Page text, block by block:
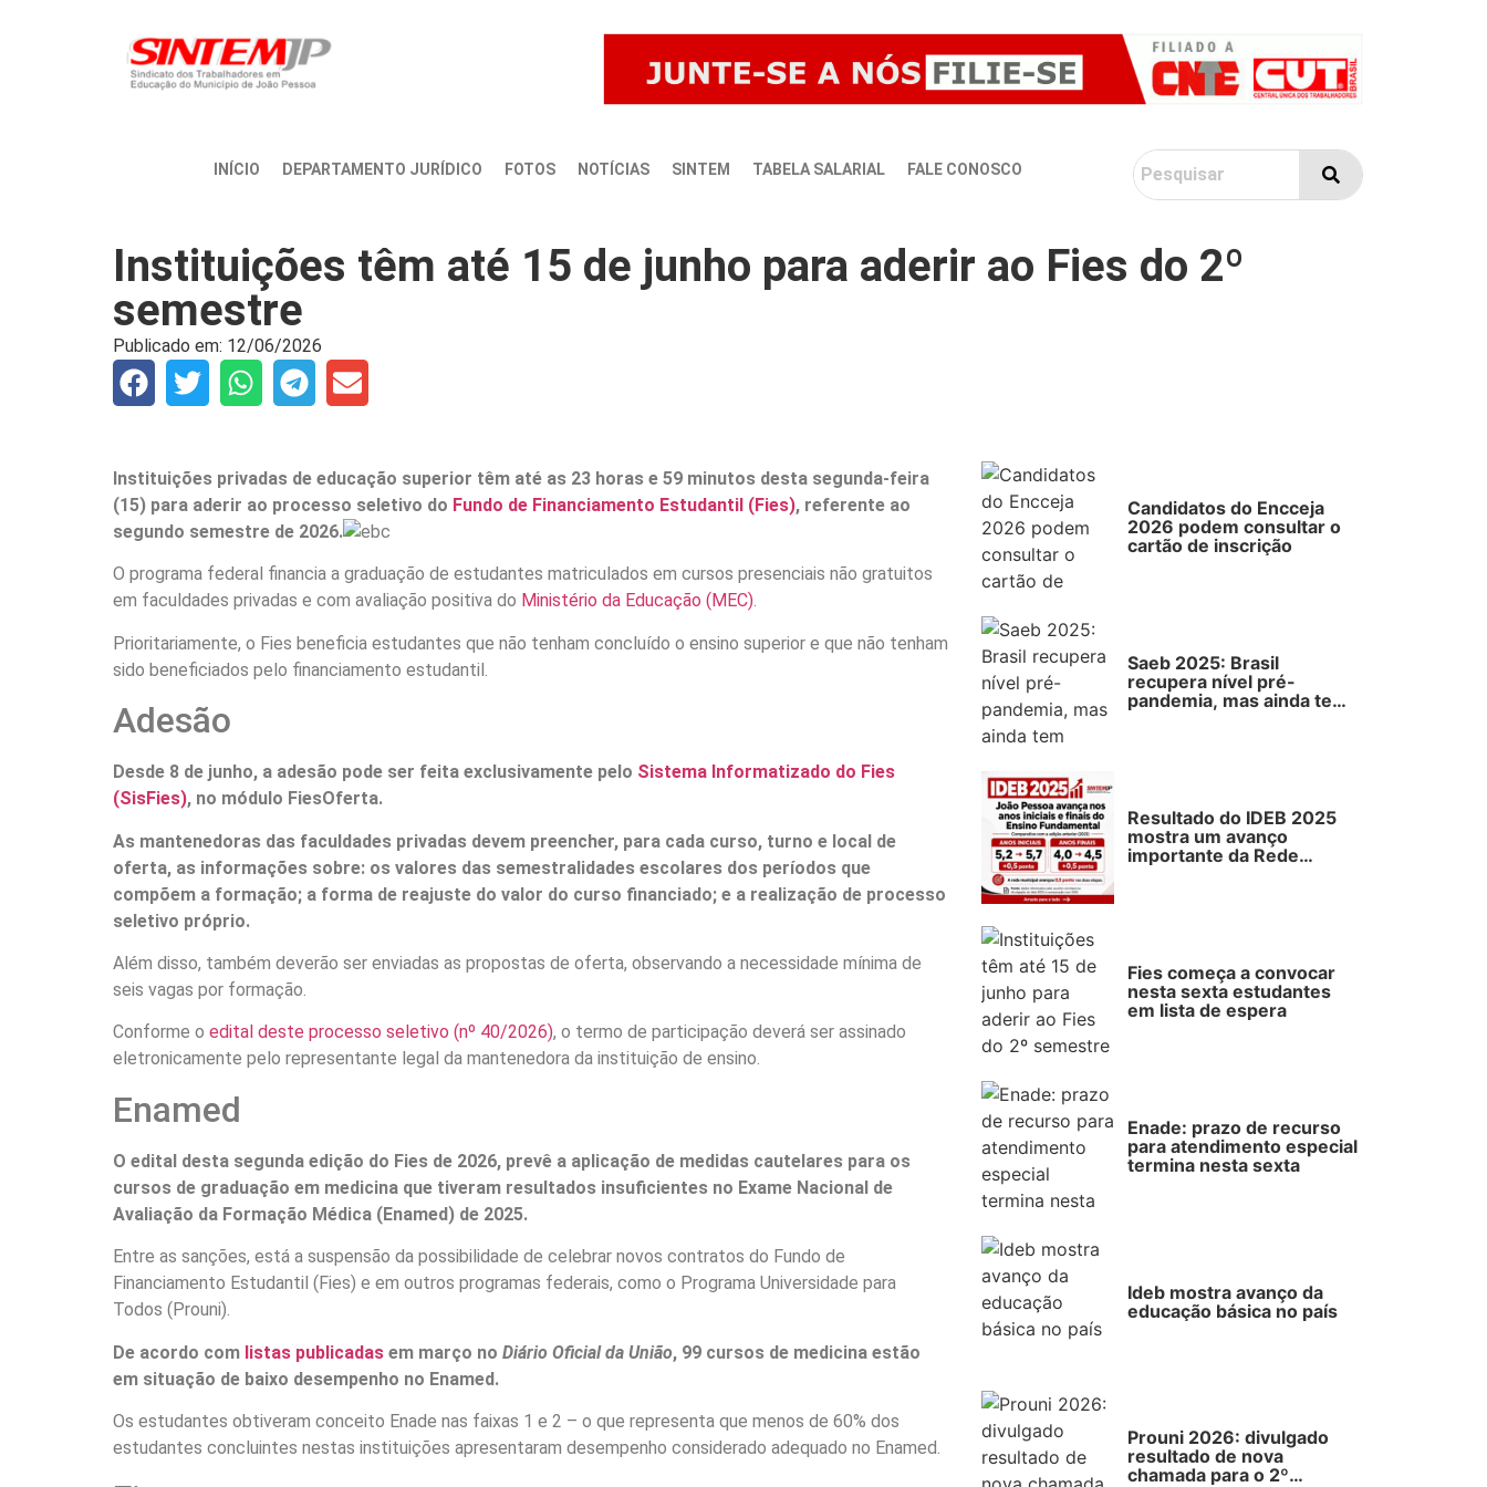
INÍCIO DEPARTAMENTO JURÍDICO FOTOS NOTÍCIAS SINTEM TABELA SALARIAL FALE CONOSCO
Instituições têm até 15 de junho para aderir ao Fies do 2º
semestre
Publicado em: 12/06/2026
Instituições privadas de educação superior têm até as 23 horas e 59 minutos desta segunda-feira
(15) para aderir ao processo seletivo do Fundo de Financiamento Estudantil (Fies), referente ao
segundo semestre de 2026.
O programa federal financia a graduação de estudantes matriculados em cursos presenciais não gratuitos
em faculdades privadas e com avaliação positiva do Ministério da Educação (MEC).
Prioritariamente, o Fies beneficia estudantes que não tenham concluído o ensino superior e que não tenham
sido beneficiados pelo financiamento estudantil.
Adesão
Desde 8 de junho, a adesão pode ser feita exclusivamente pelo Sistema Informatizado do Fies
(SisFies), no módulo FiesOferta.
As mantenedoras das faculdades privadas devem preencher, para cada curso, turno e local de
oferta, as informações sobre: os valores das semestralidades escolares dos períodos que
compõem a formação; a forma de reajuste do valor do curso financiado; e a realização de processo
seletivo próprio.
Além disso, também deverão ser enviadas as propostas de oferta, observando a necessidade mínima de
seis vagas por formação.
Conforme o edital deste processo seletivo (nº 40/2026), o termo de participação deverá ser assinado
eletronicamente pelo representante legal da mantenedora da instituição de ensino.
Enamed
O edital desta segunda edição do Fies de 2026, prevê a aplicação de medidas cautelares para os
cursos de graduação em medicina que tiveram resultados insuficientes no Exame Nacional de
Avaliação da Formação Médica (Enamed) de 2025.
Entre as sanções, está a suspensão da possibilidade de celebrar novos contratos do Fundo de
Financiamento Estudantil (Fies) e em outros programas federais, como o Programa Universidade para
Todos (Prouni).
De acordo com listas publicadas em março no Diário Oficial da União, 99 cursos de medicina estão
em situação de baixo desempenho no Enamed.
Os estudantes obtiveram conceito Enade nas faixas 1 e 2 – o que representa que menos de 60% dos
estudantes concluintes nestas instituições apresentaram desempenho considerado adequado no Enamed.
Candidatos do Encceja
2026 podem consultar o
cartão de inscrição
Saeb 2025: Brasil
recupera nível pré-
pandemia, mas ainda tem
Resultado do IDEB 2025
mostra um avanço
importante da Rede
Fies começa a convocar
nesta sexta estudantes
em lista de espera
Enade: prazo de recurso
para atendimento especial
termina nesta sexta
Ideb mostra avanço da
educação básica no país
Prouni 2026: divulgado
resultado de nova
chamada para o 2º